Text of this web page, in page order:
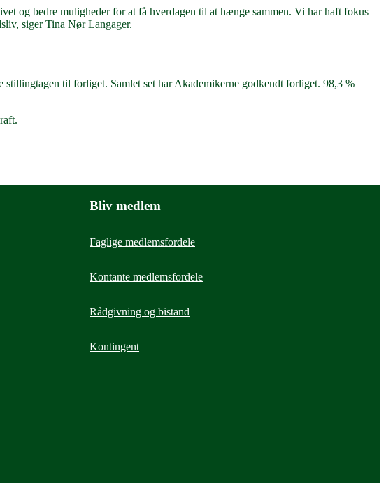
og bedre muligheder for at få hverdagen til at hænge sammen. Vi har haft fokus
siger Tina Nør Langager.
til forliget. Samlet set har Akademikerne godkendt forliget. 98,3 %
Bliv medlem
Faglige medlemsfordele
Kontante medlemsfordele
Rådgivning og bistand
Kontingent